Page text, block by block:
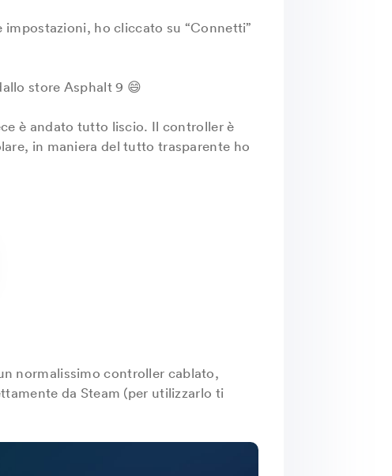
ho cliccato su “Connetti”
store Asphalt 9 😄
è andato tutto liscio. Il controller è
in maniera del tutto trasparente ho
normalissimo controller cablato,
da Steam (per utilizzarlo ti